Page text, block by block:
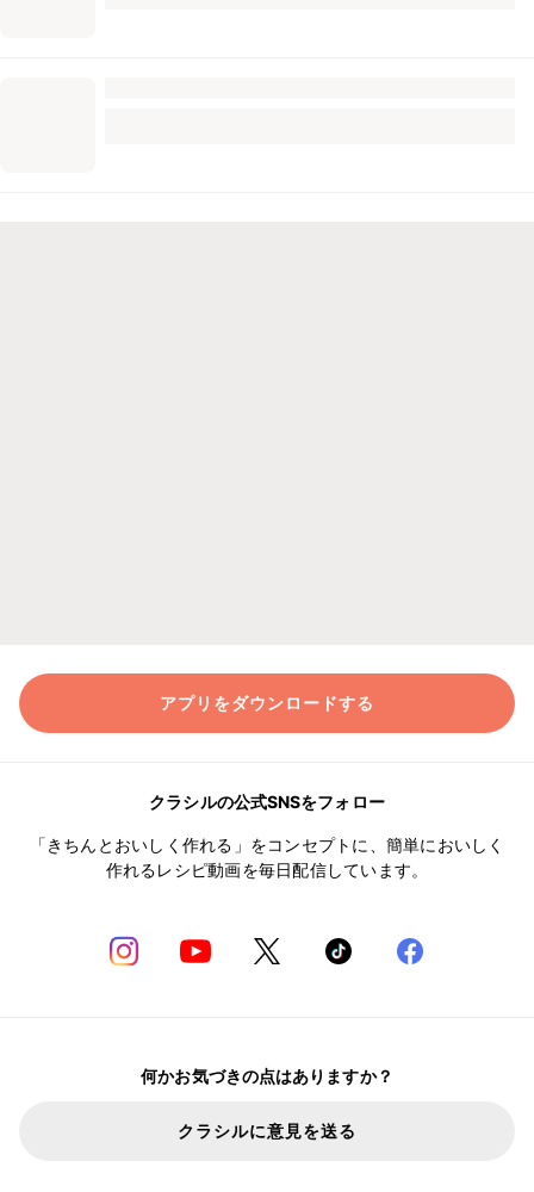
アプリをダウンロードする
クラシルの公式SNSをフォロー
「きちんとおいしく作れる」をコンセプトに、簡単においしく
作れるレシピ動画を毎日配信しています。
何かお気づきの点はありますか？
クラシルに意見を送る